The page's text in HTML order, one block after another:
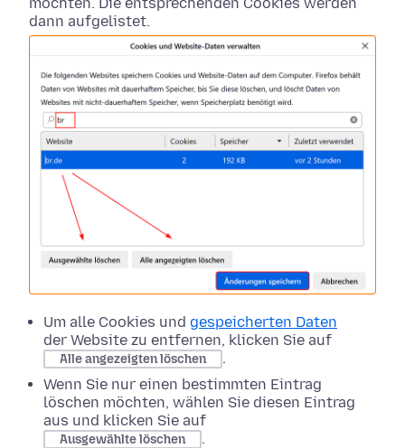
möchten. Die entsprechenden Cookies werden
dann aufgelistet.
Um alle Cookies und gespeicherten Daten
der Website zu entfernen, klicken Sie auf
Alle angezeigten löschen
.
Wenn Sie nur einen bestimmten Eintrag
löschen möchten, wählen Sie diesen Eintrag
aus und klicken Sie auf
Ausgewählte löschen
.